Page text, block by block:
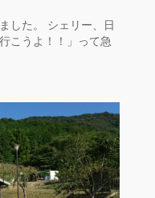
した。 シェリー、日
こうよ！！」って急